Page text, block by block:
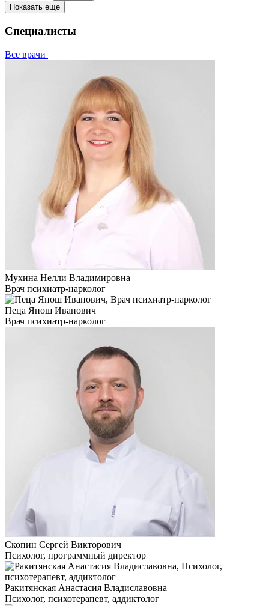
Показать еще
Специалисты
Все врачи
Мухина Нелли Владимировна
Врач психиатр-нарколог
Пеца Янош Иванович
Врач психиатр-нарколог
Скопин Сергей Викторович
Психолог, программный директор
Ракитянская Анастасия Владиславовна
Психолог, психотерапевт, аддиктолог